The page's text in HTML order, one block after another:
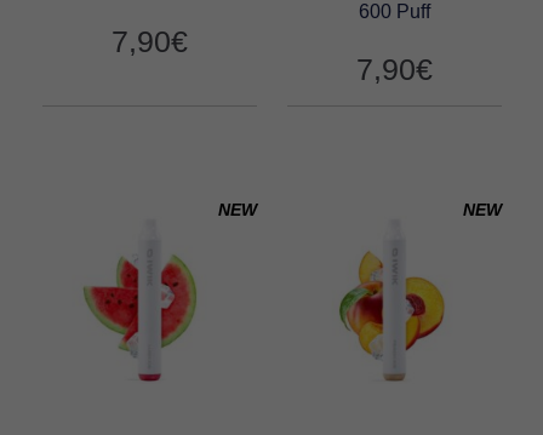
7,90€
600 Puff
7,90€
NEW NEW